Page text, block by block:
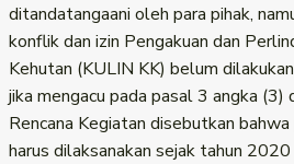
ditandatangaani oleh para pihak,
konflik dan izin Pengakuan dan
Kehutan (KULIN KK) belum
jika mengacu pada pasal 3 angka
Rencana Kegiatan disebutkan
harus dilaksanakan sejak tahun